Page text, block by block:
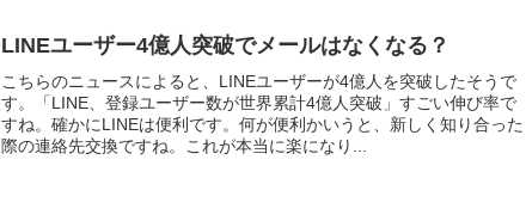
LINEユーザー4億人突破でメールはなくなる？
こちらのニュースによると、LINEユーザーが4億人を突破したそうで
す。「LINE、登録ユーザー数が世界累計4億人突破」すごい伸び率で
すね。確かにLINEは便利です。何が便利かいうと、新しく知り合った
際の連絡先交換ですね。これが本当に楽になり...